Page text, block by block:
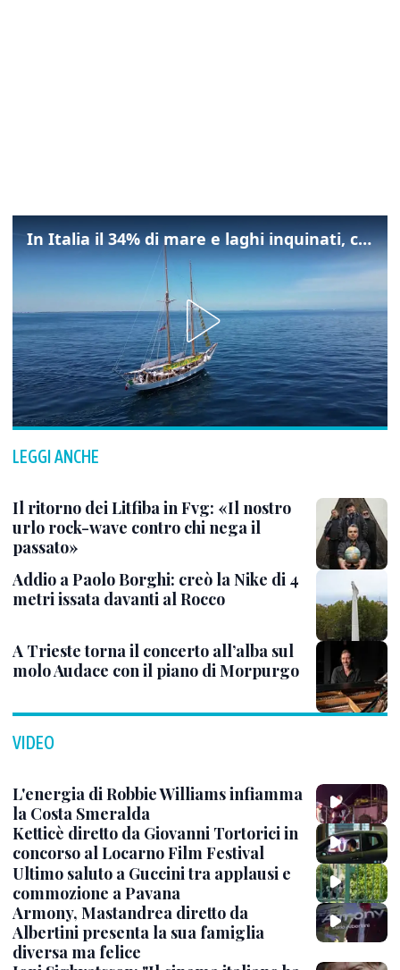
In Italia il 34% di mare e laghi inquinati, colpa della maladepurazione
LEGGI ANCHE
Il ritorno dei Litfiba in Fvg: «Il nostro
urlo rock-wave contro chi nega il
passato»
Addio a Paolo Borghi: creò la Nike di 4
metri issata davanti al Rocco
A Trieste torna il concerto all’alba sul
molo Audace con il piano di Morpurgo
VIDEO
L'energia di Robbie Williams infiamma
la Costa Smeralda
Ketticè diretto da Giovanni Tortorici in
concorso al Locarno Film Festival
Ultimo saluto a Guccini tra applausi e
commozione a Pavana
Armony, Mastandrea diretto da
Albertini presenta la sua famiglia
diversa ma felice